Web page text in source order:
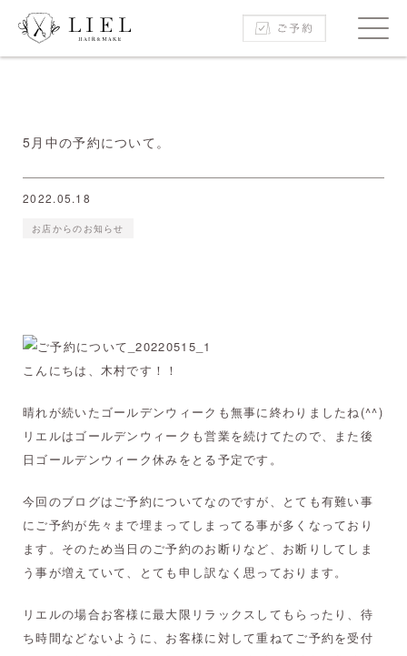
5月中の予約について。
2022.05.18
お店からのお知らせ
こんにちは、木村です！！
晴れが続いたゴールデンウィークも無事に終わりましたね(^^)
リエルはゴールデンウィークも営業を続けてたので、また後
日ゴールデンウィーク休みをとる予定です。
今回のブログはご予約についてなのですが、とても有難い事
にご予約が先々まで埋まってしまってる事が多くなっており
ます。そのため当日のご予約のお断りなど、お断りしてしま
う事が増えていて、とても申し訳なく思っております。
リエルの場合お客様に最大限リラックスしてもらったり、待
ち時間などないように、お客様に対して重ねてご予約を受付